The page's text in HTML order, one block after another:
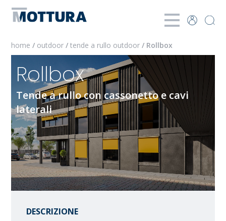
home / outdoor /tende a rullo outdoor / Rollbox
Rollbox
Tende a rullo con cassonetto e cavi
laterali
DESCRIZIONE